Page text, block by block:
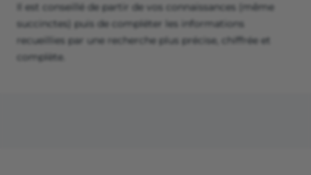
Il est conseillé de partir de vos connaissances (même
succinctes) puis de compléter les informations
recueillies par une recherche plus précise, chiffrée et
complète.